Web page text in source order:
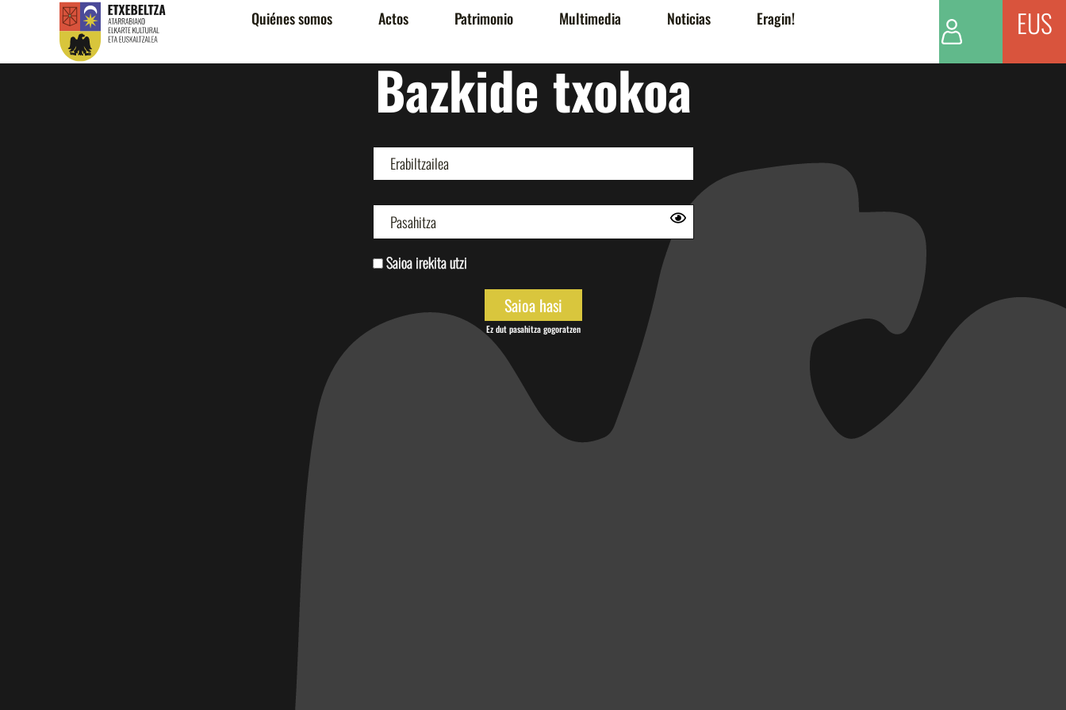
Quiénes somos Actos Patrimonio Multimedia Noticias Eragin! EUS
Bazkide txokoa
Saioa irekita utzi
Ez dut pasahitza gogoratzen